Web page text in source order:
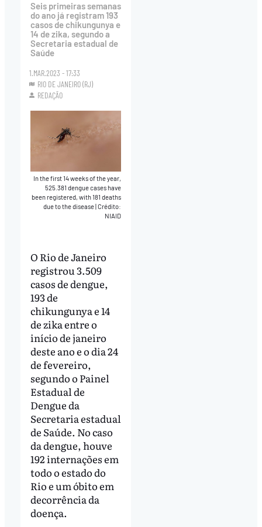
Seis primeiras semanas
do ano já registram 193
casos de chikungunya e
14 de zika, segundo a
Secretaria estadual de
Saúde
1.MAR.2023 - 17:33
RIO DE JANEIRO (RJ)
REDAÇÃO
In the first 14 weeks of the year,
525.381 dengue cases have
been registered, with 181 deaths
due to the disease|Crédito:
NIAID
O Rio de Janeiro
registrou 3.509
casos de dengue,
193 de
chikungunya e 14
de zika entre o
início de janeiro
deste ano e o dia 24
de fevereiro,
segundo o Painel
Estadual de
Dengue da
Secretaria estadual
de Saúde. No caso
da dengue, houve
192 internações em
todo o estado do
Rio e um óbito em
decorrência da
doença.